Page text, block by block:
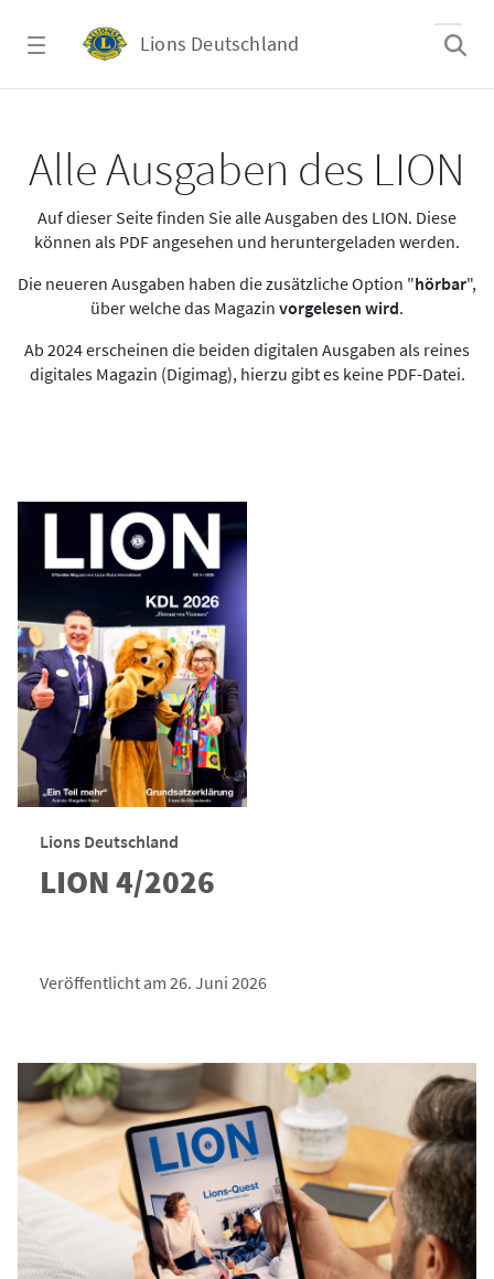
Lions Deutschland
Alle Ausgaben des LION
Auf dieser Seite finden Sie alle Ausgaben des LION. Diese
können als PDF angesehen und heruntergeladen werden.
Die neueren Ausgaben haben die zusätzliche Option "hörbar",
über welche das Magazin vorgelesen wird.
Ab 2024 erscheinen die beiden digitalen Ausgaben als reines
digitales Magazin (Digimag), hierzu gibt es keine PDF-Datei.
Lions Deutschland
LION 4/2026
Veröffentlicht am 26. Juni 2026